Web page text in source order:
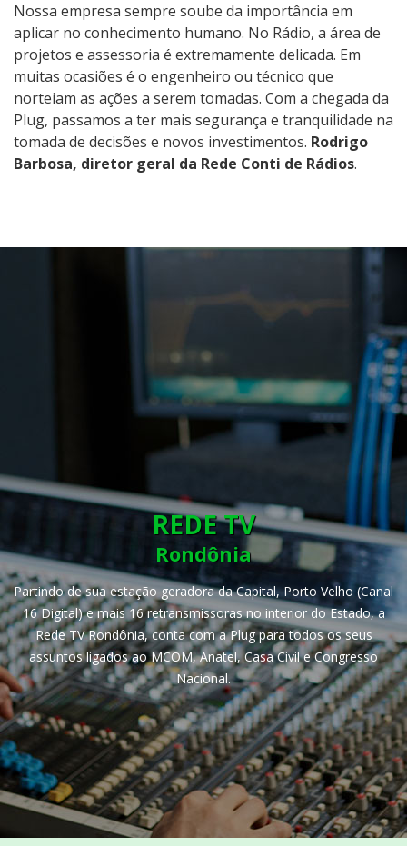
Nossa empresa sempre soube da importância em
aplicar no conhecimento humano. No Rádio, a área de
projetos e assessoria é extremamente delicada. Em
muitas ocasiões é o engenheiro ou técnico que
norteiam as ações a serem tomadas. Com a chegada da
Plug, passamos a ter mais segurança e tranquilidade na
tomada de decisões e novos investimentos. Rodrigo
Barbosa, diretor geral da Rede Conti de Rádios.
REDE TV
Rondônia
Partindo de sua estação geradora da Capital, Porto Velho (Canal
16 Digital) e mais 16 retransmissoras no interior do Estado, a
Rede TV Rondônia, conta com a Plug para todos os seus
assuntos ligados ao MCOM, Anatel, Casa Civil e Congresso
Nacional.